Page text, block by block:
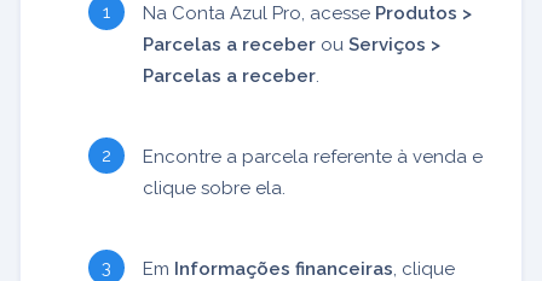
Na Conta Azul Pro, acesse Produtos >
Parcelas a receber ou Serviços >
Parcelas a receber
Encontre a parcela referente à venda e
clique sobre ela.
Em Informações financeiras , clique